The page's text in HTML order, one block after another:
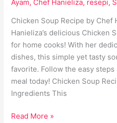
Ayam, Chef Hanieliza, resepi,
Chicken Soup Recipe by Chef
Hanieliza’s delicious Chicken
for home cooks! With her
dishes, this simple yet tasty
favorite. Follow the easy
meal today! Chicken Soup
Ingredients This
Read More »